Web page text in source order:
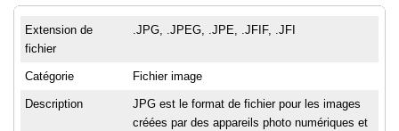
Extension de
fichier
.JPG, .JPEG, .JPE, .JFIF, .JFI
Catégorie Fichier image
Description
JPG est le format de fichier pour les images
créées par des appareils photo numériques et